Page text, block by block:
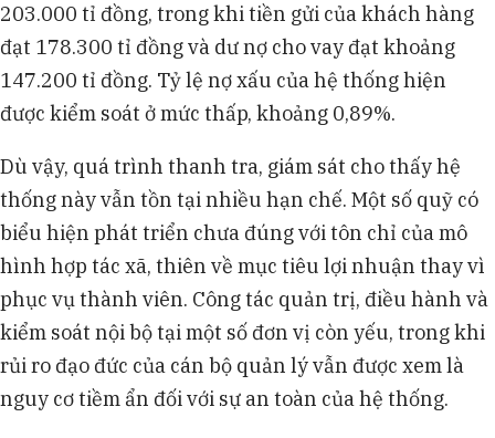
203.000 tỉ đồng, trong khi tiền gửi của khách hàng
đạt 178.300 tỉ đồng và dư nợ cho vay đạt khoảng
147.200 tỉ đồng. Tỷ lệ nợ xấu của hệ thống hiện
được kiểm soát ở mức thấp, khoảng 0,89%.
Dù vậy, quá trình thanh tra, giám sát cho thấy hệ
thống này vẫn tồn tại nhiều hạn chế. Một số quỹ có
biểu hiện phát triển chưa đúng với tôn chỉ của mô
hình hợp tác xã, thiên về mục tiêu lợi nhuận thay vì
phục vụ thành viên. Công tác quản trị, điều hành và
kiểm soát nội bộ tại một số đơn vị còn yếu, trong khi
rủi ro đạo đức của cán bộ quản lý vẫn được xem là
nguy cơ tiềm ẩn đối với sự an toàn của hệ thống.